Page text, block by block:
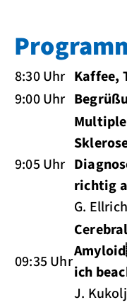
8:30 Uhr Kaffee,
9:00 Uhr
9:05 Uhr
Multiple
richtig
G.
09:35 Uhr
ich
J.